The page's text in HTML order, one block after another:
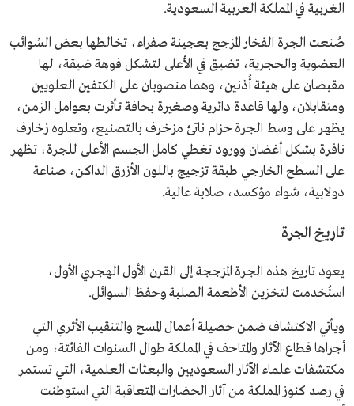
الغربية في المملكة العربية السعودية.
صُنعت الجرة الفخار المزجج بعجينة صفراء، تخالطها بعض الشوائب
العضوية والحجرية، تضيق في الأعلى لتشكل فوهة ضيقة، لها
مقبضان على هيئة أُذنين، وهما منصوبان على الكتفين العلويين
ومتقابلان، ولها قاعدة دائرية وصغيرة بحافة تأثرت بعوامل الزمن،
يظهر على وسط الجرة حزام ناتئ مزخرف بالتصنيع، وتعلوه زخارف
نافرة بشكل أغضان وورود تغطي كامل الجسم الأعلى للجرة، تظهر
على السطح الخارجي طبقة تزجيج باللون الأزرق الداكن، صناعة
دولابية، شواء مؤكسد، صلابة عالية.
تاريخ الجرة
يعود تاريخ هذه الجرة المزججة إلى القرن الأول الهجري الأول،
استُخدمت لتخزين الأطعمة الصلبة وحفظ السوائل.
ويأتي الاكتشاف ضمن حصيلة أعمال المسح والتنقيب الأثري التي
أجراها قطاع الآثار والمتاحف في المملكة طوال السنوات الفائتة، ومن
مكتشفات علماء الآثار السعوديين والبعثات العلمية، التي تستمر
في رصد كنوز المملكة من آثار الحضارات المتعاقبة التي استوطنت